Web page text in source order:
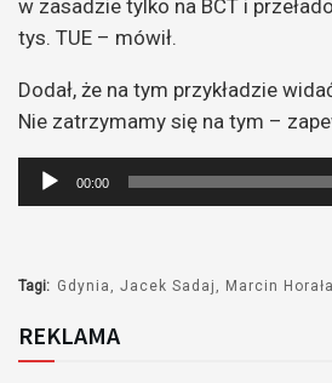
w zasadzie tylko na BCT i
tys. TUE – mówił.
Dodał, że na tym przykładzie
Nie zatrzymamy się na tym –
Odtwarzacz
plików
00:00
Tagi: Gdynia Jacek Sadaj Marcin Horała
REKLAMA